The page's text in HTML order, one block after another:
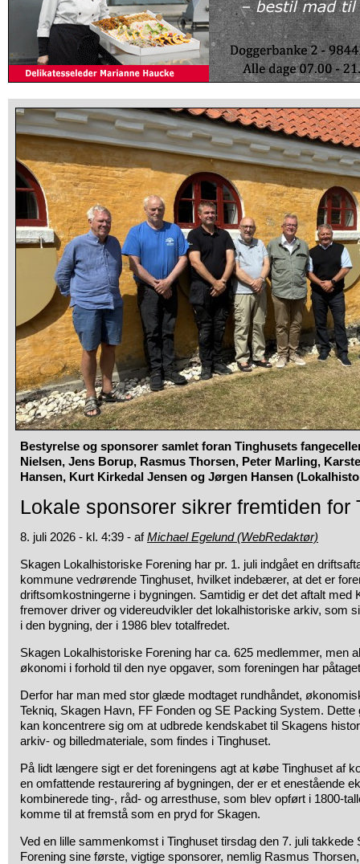
Bestyrelse og sponsorer samlet foran Tinghusets
Nielsen, Jens Borup, Rasmus Thorsen, Peter Marling,
Hansen, Kurt Kirkedal Jensen og Jørgen Hansen
Lokale sponsorer sikrer fremtiden for
8. juli 2026 - kl. 4:39 - afMichael Egelund (WebRedaktør)
Skagen Lokalhistoriske Forening har pr. 1. juli indgået en
kommune vedrørende Tinghuset, hvilket indebærer, at det er
driftsomkostningerne i bygningen. Samtidig er det det aftalt med
fremover driver og videreudvikler det lokalhistoriske arkiv, som
i den bygning, der i 1986 blev totalfredet.
Skagen Lokalhistoriske Forening har ca. 625 medlemmer, men
økonomi i forhold til den nye opgaver, som foreningen har
Derfor har man med stor glæde modtaget rundhåndet,
Tekniq, Skagen Havn, FF Fonden og SE Packing System.
kan koncentrere sig om at udbrede kendskabet til Skagens
arkiv- og billedmateriale, som findes i Tinghuset.
På lidt længere sigt er det foreningens agt at købe Tinghuset af
en omfattende restaurering af bygningen, der er et enestående
kombinerede ting-, råd- og arresthuse, som blev opført i 1800-
komme til at fremstå som en pryd for Skagen.
Ved en lille sammenkomst i Tinghuset tirsdag den 7. juli takkede
Forening sine første, vigtige sponsorer, nemlig Rasmus